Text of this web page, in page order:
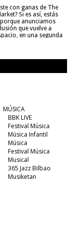
con ganas de The
Si es así, estás
anunciamos
que vuelve a
en una segunda
MÚSICA
BBK LIVE
Festival Música
Música Infantil
Música
Festival Música
Musical
365 Jazz Bilbao
Musiketan